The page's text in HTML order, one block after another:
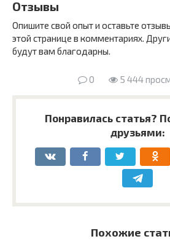
Отзывы
Опишите свой опыт и оставьте
этой странице в комментариях.
будут вам благодарны.
0 5 444
Понравилась статья?
друзьями:
Похожие